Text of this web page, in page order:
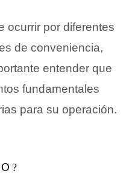
ocurrir por diferentes
de conveniencia,
entender que
fundamentales
para su operación.
?